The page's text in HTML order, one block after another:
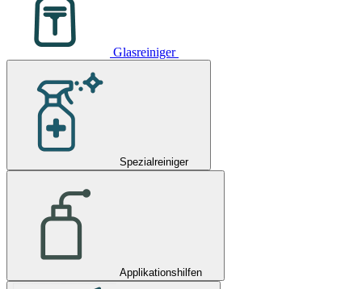
Glasreiniger
Spezialreiniger
Applikationshilfen